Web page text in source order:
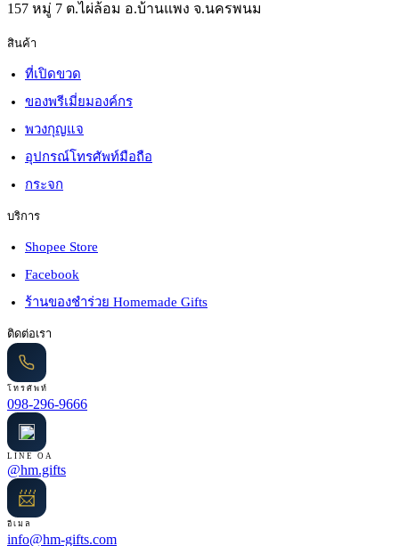
157 หมู่ 7 ต.ไผ่ล้อม อ.บ้านแพง จ.นครพนม
สินค้า
ที่เปิดขวด
ของพรีเมี่ยมองค์กร
พวงกุญแจ
อุปกรณ์โทรศัพท์มือถือ
กระจก
บริการ
Shopee Store
Facebook
ร้านของชำร่วย Homemade Gifts
ติดต่อเรา
โทรศัพท์
098-296-9666
LINE OA
@hm.gifts
📨
อีเมล
info@hm-gifts.com